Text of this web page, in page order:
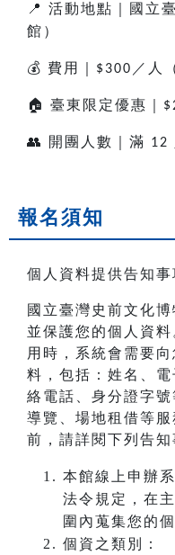
📍 活動地點｜國立
館）
💰 費用｜ $300 ／人
🏠 臺東限定優惠｜
👥 開團人數｜滿 12
報名須知
個人資料提供告知
國立臺灣史前文化
並保護您的個人資
用時，系統會需要
料，包括：姓名、
絡電話、身分證字
導覽、場地租借等
前，請詳閱下列告知
本館線上申辦
法令規定，在
圍內蒐集您的
個資之類別：